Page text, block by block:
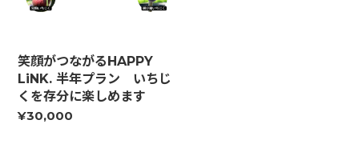
笑顔がつながるHAPPY
LiNK. 半年プラン いちじ
くを存分に楽しめます
¥30,000